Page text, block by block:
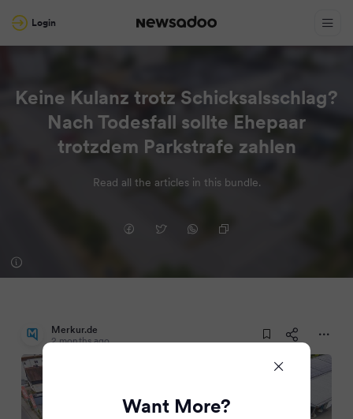
Login
Keine Kulanz trotz Schicksalsschlag?
Nach Todesfall sollte Ehepaar
trotzdem Parkstrafe zahlen
Read all the articles in this bundle.
Merkur.de
2 months ago
Want More?